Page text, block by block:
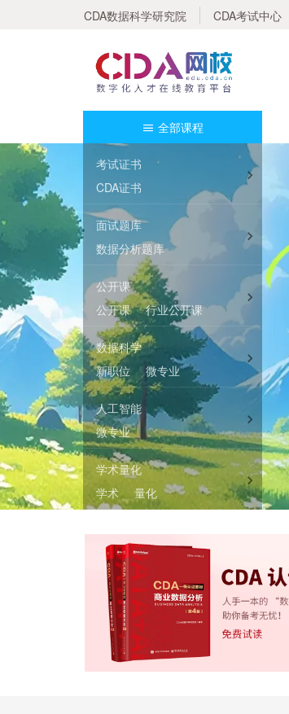
CDA数据科学研究院 CDA考试中心
全部课程
考试证书
CDA证书
面试题库
数据分析题库
数据治理题库
人工智能题库
公开课
公开课
行业公开课
数据科学
新职位
微专业
人工智能
微专业
学术量化
学术
量化